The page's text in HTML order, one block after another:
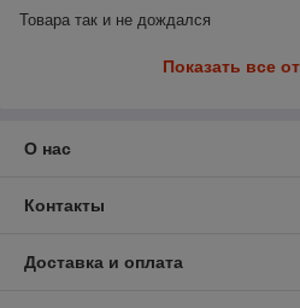
Товара так и не дождался
Показать все
О нас
Контакты
Доставка и оплата